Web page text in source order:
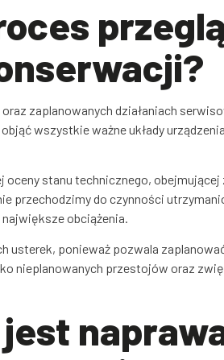
zaplanowanych działaniach
wszystkie ważne układy
stanu technicznego,
przechodzimy do czynności
obciążenia.
usterek, ponieważ pozwala
nieplanowanych przestojów oraz